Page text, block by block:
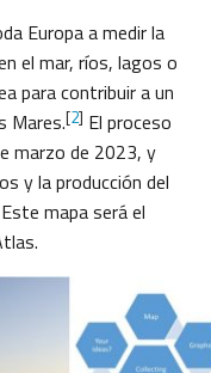
Europa a medir la
el mar, ríos, lagos o
para contribuir a un
Mares.[2] El proceso
marzo de 2023, y
y la producción del
mapa será el